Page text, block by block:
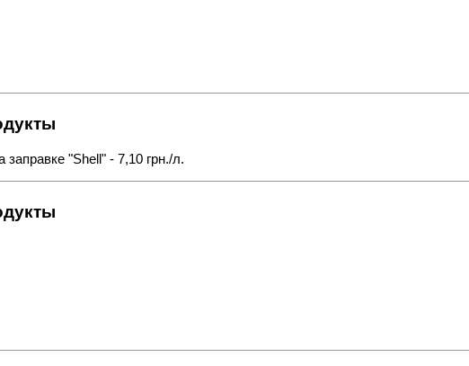
"Shell" - 7,10 грн./л.